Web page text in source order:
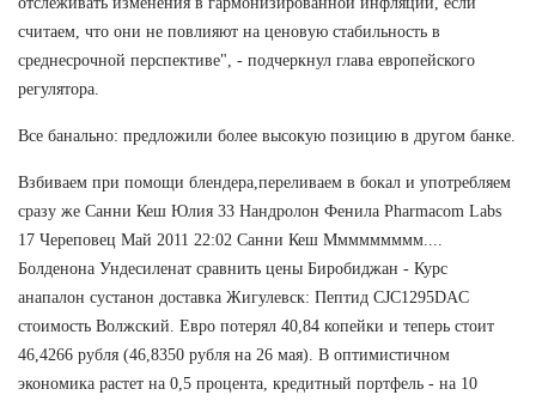
считаем, что они не повлияют на ценовую стабильность в
среднесрочной перспективе", - подчеркнул глава европейского
регулятора.
Все банально: предложили более высокую позицию в другом банке.
Взбиваем при помощи блендера,переливаем в бокал и употребляем
сразу же Санни Кеш Юлия 33 Нандролон Фенила Pharmacom Labs
17 Череповец Май 2011 22:02 Санни Кеш Ммммммммм....
Болденона Ундесиленат сравнить цены Биробиджан - Курс
анапалон сустанон доставка Жигулевск: Пептид CJC1295DAC
стоимость Волжский. Евро потерял 40,84 копейки и теперь стоит
46,4266 рубля (46,8350 рубля на 26 мая). В оптимистичном
экономика растет на 0,5 процента, кредитный портфель - на 10